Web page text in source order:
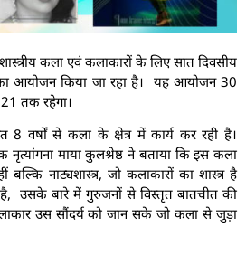
कला एवं कलाकारों के लिए सात दिवसीय
आयोजन किया जा रहा है। यह आयोजन 30
तक रहेगा।
8 वर्षों से कला के क्षेत्र में कार्य कर रही है।
माया कुलश्रेष्ठ ने बताया कि इस कला
बल्कि नाट्यशास्त्र, जो कलाकारों का शास्त्र है
उसके बारे में गुरुजनों से विस्तृत बातचीत की
उस सौंदर्य को जान सके जो कला से जुड़ा